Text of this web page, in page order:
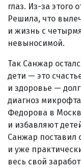
глаз. Из-за этого
Решила, что
и жизнь с
невыносимой.
Так Санжар
дети — это
и здоровье —
диагноз
Федорова в
и избавляют
Санжар поставил
и уже
весь свой